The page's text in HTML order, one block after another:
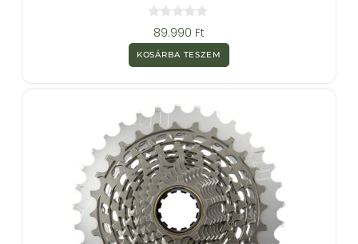
z
5
b
89.990 Ft
KOSÁRBA TESZEM